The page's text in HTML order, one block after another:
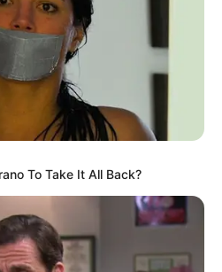
και η ιστορική άνοδος στην λίστα των
To Take It All Back?